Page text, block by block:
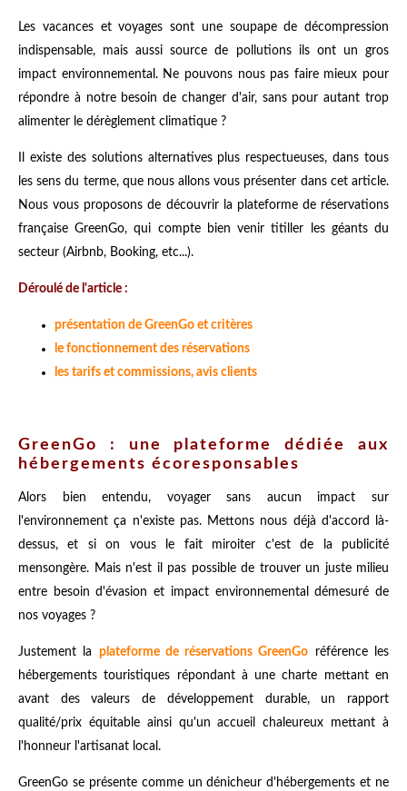
Les vacances et voyages sont une soupape de décompression
indispensable, mais aussi source de pollutions ils ont un gros
impact environnemental. Ne pouvons nous pas faire mieux pour
répondre à notre besoin de changer d'air, sans pour autant trop
alimenter le dérèglement climatique ?
Il existe des solutions alternatives plus respectueuses, dans tous
les sens du terme, que nous allons vous présenter dans cet article.
Nous vous proposons de découvrir la plateforme de réservations
française GreenGo, qui compte bien venir titiller les géants du
secteur (Airbnb, Booking, etc...).
Déroulé de l'article :
présentation de GreenGo et critères
le fonctionnement des réservations
les tarifs et commissions, avis clients
GreenGo : une plateforme dédiée aux
hébergements écoresponsables
Alors bien entendu, voyager sans aucun impact sur
l'environnement ça n'existe pas. Mettons nous déjà d'accord là-
dessus, et si on vous le fait miroiter c'est de la publicité
mensongère. Mais n'est il pas possible de trouver un juste milieu
entre besoin d'évasion et impact environnemental démesuré de
nos voyages ?
Justement la plateforme de réservations GreenGo référence les
hébergements touristiques répondant à une charte mettant en
avant des valeurs de développement durable, un rapport
qualité/prix équitable ainsi qu'un accueil chaleureux mettant à
l'honneur l'artisanat local.
GreenGo se présente comme un dénicheur d'hébergements et ne